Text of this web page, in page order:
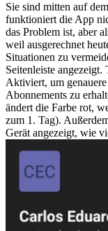
Sie sind mitten auf
funktioniert die App
das Problem ist, aber
weil ausgerechnet
Situationen zu
Seitenleiste
Aktiviert, um
Abonnements zu
ändert die Farbe rot,
zum 1. Tag).
Gerät angezeigt, wie